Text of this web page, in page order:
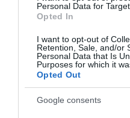
Personal Data for
Opted In
I want to opt-out of
Retention, Sale, and/or
Personal Data that Is
Purposes for which it
Opted Out
Google consents